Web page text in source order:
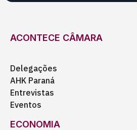
ACONTECE CÂMARA
Delegações
AHK Paraná
Entrevistas
Eventos
ECONOMIA